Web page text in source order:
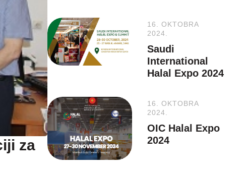
za
16. OKTOBRA
2024.
Saudi
International
Halal Expo 2024
16. OKTOBRA
2024.
OIC Halal Expo
2024